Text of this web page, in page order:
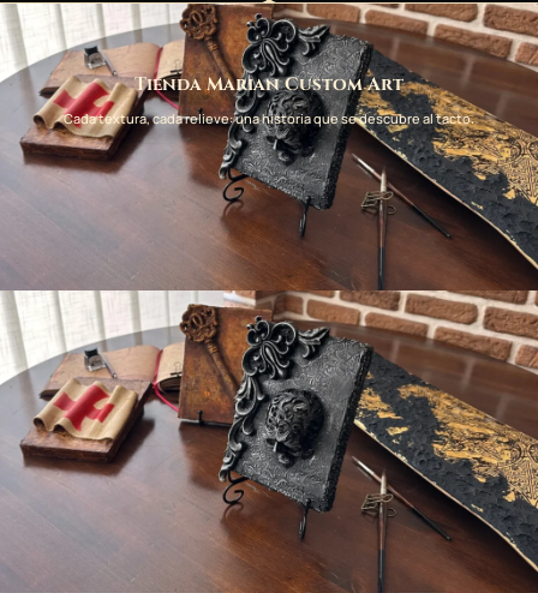
Tienda Marian Custom Art
Cada textura, cada relieve: una historia que se descubre al tacto.